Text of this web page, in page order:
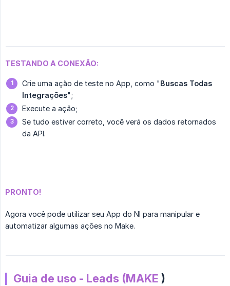
TESTANDO A CONEXÃO:
Crie uma ação de teste no App, como "Buscas Todas
Integrações";
Execute a ação;
Se tudo estiver correto, você verá os dados retornados
da API.
PRONTO!
Agora você pode utilizar seu App do NI para manipular e
automatizar algumas ações no Make.
Guia de uso - Leads (MAKE )